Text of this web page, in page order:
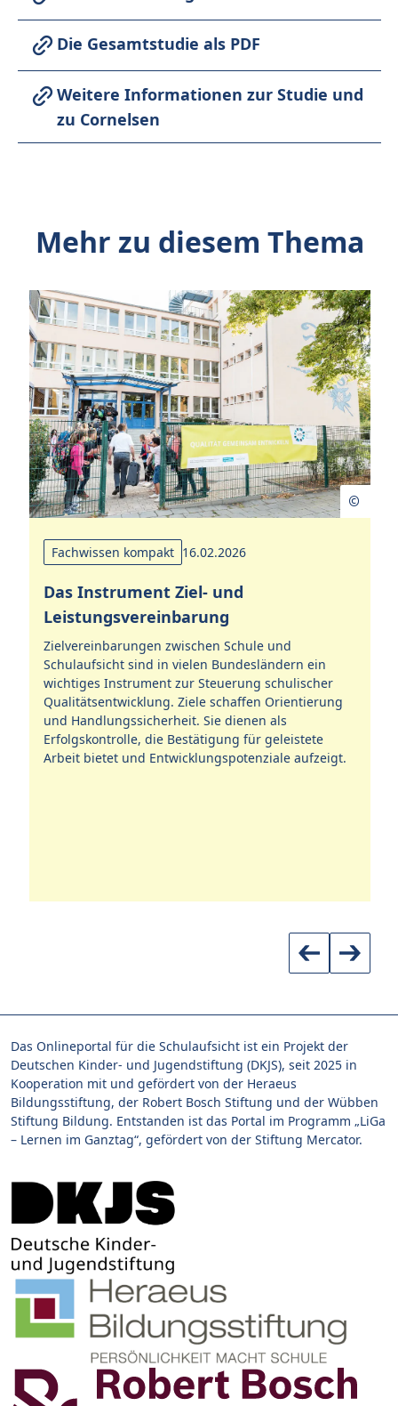
Die Gesamtstudie als PDF
Weitere Informationen zur Studie und
zu Cornelsen
Mehr zu diesem Thema
Fachwissen kompakt 16.02.2026
Das Instrument Ziel- und
Leistungsvereinbarung
Zielvereinbarungen zwischen Schule und
Schulaufsicht sind in vielen Bundesländern ein
wichtiges Instrument zur Steuerung schulischer
Qualitätsentwicklung. Ziele schaffen Orientierung
und Handlungssicherheit. Sie dienen als
Erfolgskontrolle, die Bestätigung für geleistete
Arbeit bietet und Entwicklungspotenziale aufzeigt.
Das Onlineportal für die Schulaufsicht ist ein Projekt der
Deutschen Kinder- und Jugendstiftung (DKJS), seit 2025 in
Kooperation mit und gefördert von der Heraeus
Bildungsstiftung, der Robert Bosch Stiftung und der Wübben
Stiftung Bildung. Entstanden ist das Portal im Programm „LiGa
– Lernen im Ganztag“, gefördert von der Stiftung Mercator.